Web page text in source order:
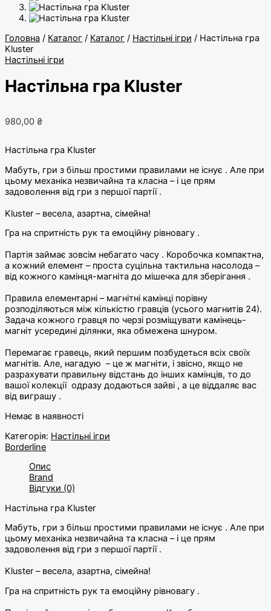
Головна / Каталог / Каталог / Настільні ігри / Настільна гра
Kluster
Настільні ігри
Настільна гра Kluster
980,00 ₴
Настільна гра Kluster
Мабуть, гри з більш простими правилами не існує . Але при
цьому механіка незвичайна та класна – і це прям
задоволення від гри з першої партії .
Kluster – весела, азартна, сімейна!
Гра на спритність рук та емоційну рівновагу .
Партія займає зовсім небагато часу . Коробочка компактна,
а кожний елемент – проста суцільна тактильна насолода –
від кожного камінця-магніта до мішечка для зберігання .
Правила елементарні – магнітні камінці порівну
розподіляються між кількістю гравців (усього магнитів 24).
Задача кожного гравця по черзі розміщувати камінець-
магніт усередині ділянки, яка обмежена шнуром.
Перемагає гравець, який першим позбудеться всіх своїх
магнітів. Але, нагадую – це ж магніти, і звісно, якщо не
разрахувати правильну відстань до інших камінців, то до
вашої колекції одразу додаються зайві , а це віддаляє вас
від виграшу .
Немає в наявності
Категорія: Настільні ігри
Borderline
Опис
Brand
Відгуки (0)
Настільна гра Kluster
Мабуть, гри з більш простими правилами не існує . Але при
цьому механіка незвичайна та класна – і це прям
задоволення від гри з першої партії .
Kluster – весела, азартна, сімейна!
Гра на спритність рук та емоційну рівновагу .